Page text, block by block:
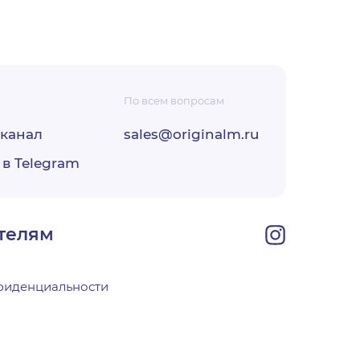
«О
Telegram
По всем вопросам
sales@originalm.ru